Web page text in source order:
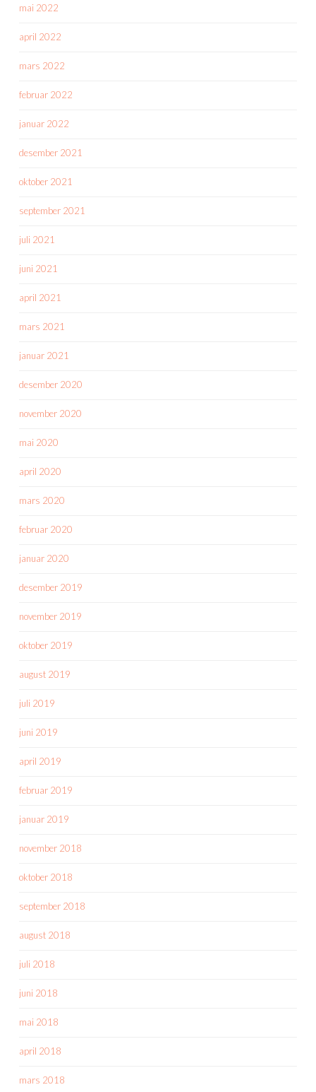
mai 2022
april 2022
mars 2022
februar 2022
januar 2022
desember 2021
oktober 2021
september 2021
juli 2021
juni 2021
april 2021
mars 2021
januar 2021
desember 2020
november 2020
mai 2020
april 2020
mars 2020
februar 2020
januar 2020
desember 2019
november 2019
oktober 2019
august 2019
juli 2019
juni 2019
april 2019
februar 2019
januar 2019
november 2018
oktober 2018
september 2018
august 2018
juli 2018
juni 2018
mai 2018
april 2018
mars 2018